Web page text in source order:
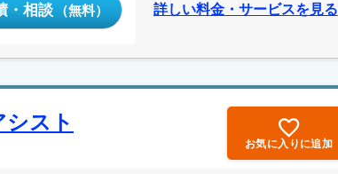
・相談 （無料） 詳しい料金・サービスを見る
スト
お気に入りに追加